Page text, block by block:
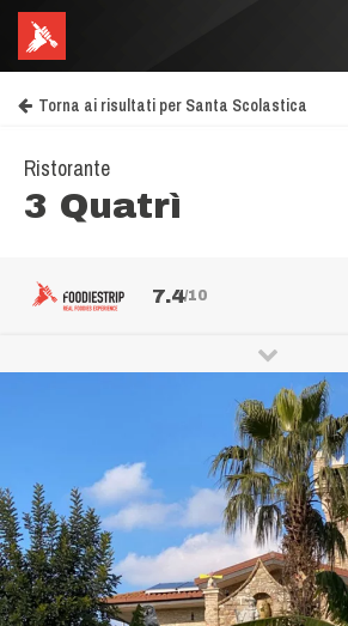
Torna ai risultati per Santa Scolastica
Ristorante
3 Quatrì
7.4/10